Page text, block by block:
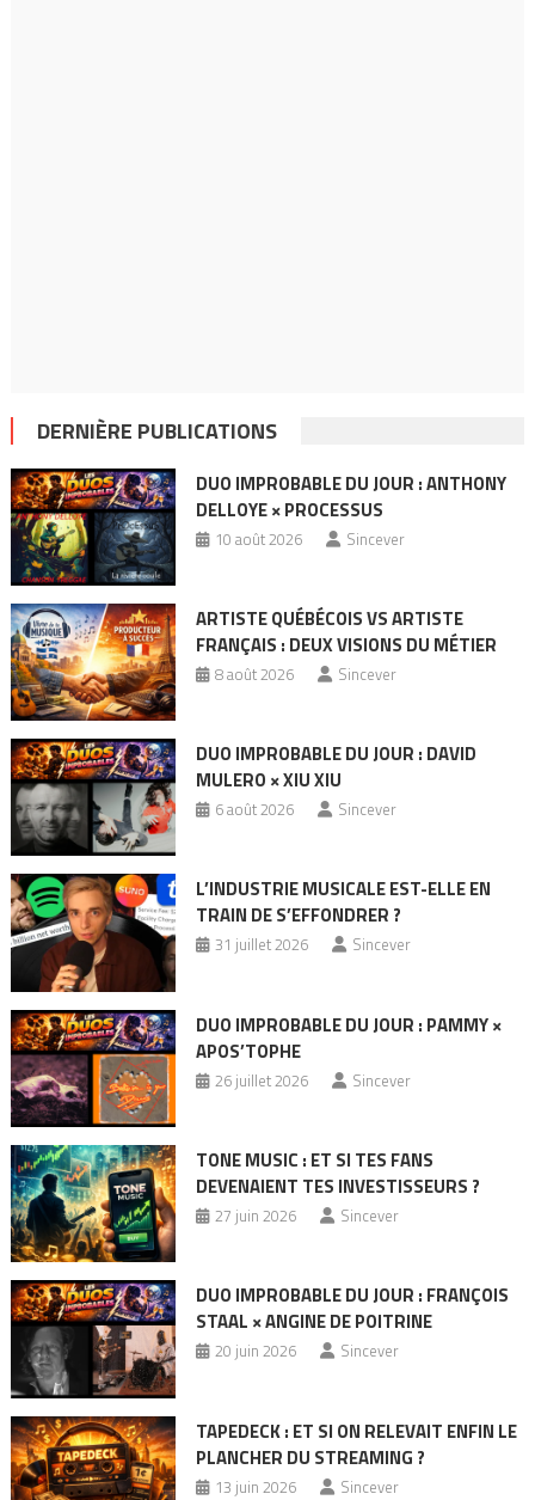
DERNIÈRE PUBLICATIONS
DUO IMPROBABLE DU JOUR : ANTHONY
DELLOYE × PROCESSUS
10 août 2026 Sincever
ARTISTE QUÉBÉCOIS VS ARTISTE
FRANÇAIS : DEUX VISIONS DU MÉTIER
8 août 2026 Sincever
DUO IMPROBABLE DU JOUR : DAVID
MULERO × XIU XIU
6 août 2026 Sincever
L’INDUSTRIE MUSICALE EST-ELLE EN
TRAIN DE S’EFFONDRER ?
31 juillet 2026 Sincever
DUO IMPROBABLE DU JOUR : PAMMY ×
APOS’TOPHE
26 juillet 2026 Sincever
TONE MUSIC : ET SI TES FANS
DEVENAIENT TES INVESTISSEURS ?
27 juin 2026 Sincever
DUO IMPROBABLE DU JOUR : FRANÇOIS
STAAL × ANGINE DE POITRINE
20 juin 2026 Sincever
TAPEDECK : ET SI ON RELEVAIT ENFIN LE
PLANCHER DU STREAMING ?
13 juin 2026 Sincever